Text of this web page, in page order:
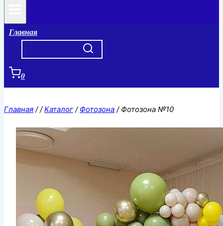
Главная
0
Главная / / Каталог / Фотозона / Фотозона №10